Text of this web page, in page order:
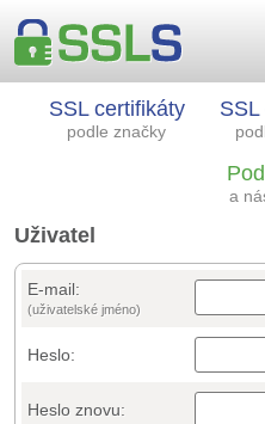
SSL certifikáty
podle značky
a
Uživatel
E-mail:
(uživatelské jméno)
Heslo:
Heslo znovu: